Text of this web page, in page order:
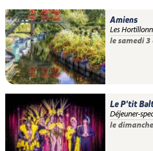
Amiens
Les
le samedi
Le P'tit
Déjeuner-
le